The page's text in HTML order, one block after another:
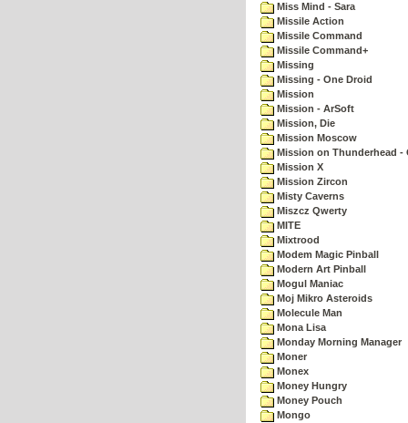
Miss Mind - Sara
Missile Action
Missile Command
Missile Command+
Missing
Missing - One Droid
Mission
Mission - ArSoft
Mission, Die
Mission Moscow
Mission on Thunderhead -
Mission X
Mission Zircon
Misty Caverns
Miszcz Qwerty
MITE
Mixtrood
Modem Magic Pinball
Modern Art Pinball
Mogul Maniac
Moj Mikro Asteroids
Molecule Man
Mona Lisa
Monday Morning Manager
Moner
Monex
Money Hungry
Money Pouch
Mongo